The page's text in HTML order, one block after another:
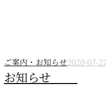
ご案内・お知らせ2020-07-
お知らせ